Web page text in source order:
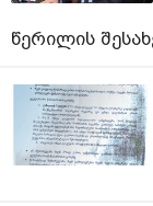
წერილის